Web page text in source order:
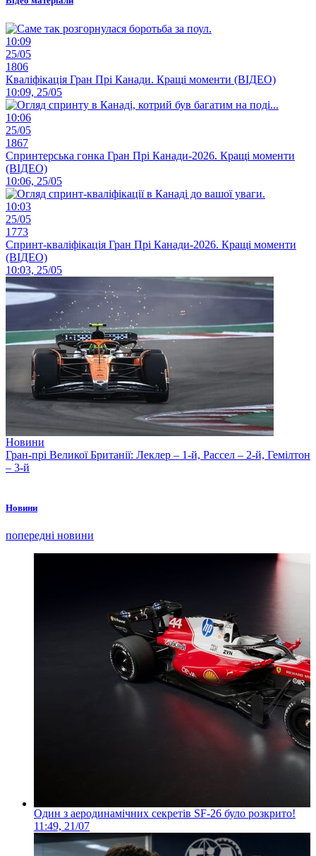
10:09
25/05
1806
Кваліфікація Гран Прі Канади. Кращі моменти (ВІДЕО)
10:09, 25/05
10:06
25/05
1867
Спринтерська гонка Гран Прі Канади-2026. Кращі моменти
(ВІДЕО)
10:06, 25/05
10:03
25/05
1773
Спринт-кваліфікація Гран Прі Канади-2026. Кращі моменти
(ВІДЕО)
10:03, 25/05
Новини
Гран-прі Великої Британії: Леклер – 1-й, Рассел – 2-й, Гемілтон
– 3-й
Новини
попередні новини
Один з аеродинамічних секретів SF-26 було розкрито!
11:49, 21/07